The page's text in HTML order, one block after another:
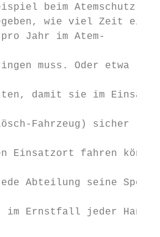
beim Atemschutz
wie viel Zeit
pro Jahr im Atem-
muss. Oder etwa
damit sie im
Fahrzeug) sicher
Einsatzort fahren kön-
Abteilung seine Spe-
im Ernstfall jeder